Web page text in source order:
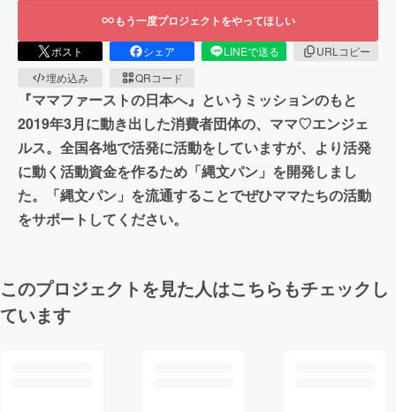
もう一度プロジェクトをやってほしい
ポスト シェア LINEで送る
URLコピー
埋め込み
QRコード
『ママファーストの日本へ』というミッションのもと
2019年3月に動き出した消費者団体の、ママ♡エンジェ
ルス。全国各地で活発に活動をしていますが、より活発
に動く活動資金を作るため「縄文パン」を開発しまし
た。「縄文パン」を流通することでぜひママたちの活動
をサポートしてください。
このプロジェクトを見た人はこちらもチェックし
ています